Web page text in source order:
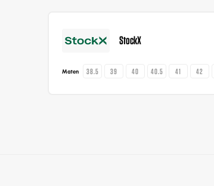
StockX
Maten 38.5 39 40 40.5 41 42